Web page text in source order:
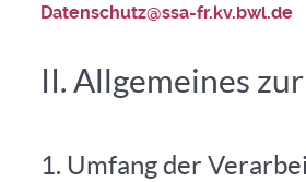
Datenschutz@ssa-fr.kv.bwl.de
II. Allgemeines
1. Umfang der